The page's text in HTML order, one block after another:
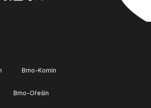
Brno-Komín
Brno-Ořešín